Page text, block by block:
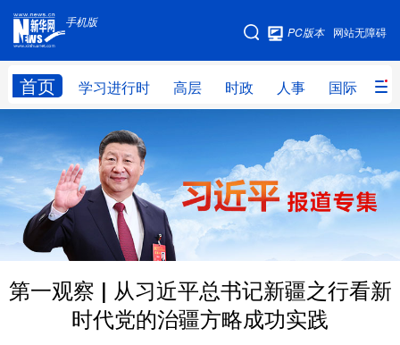
手机版
网站无障碍
PC版本
首页 学习进行时 高层 时政 人事 国际 财
手机版
网站地图
学习进行时 高层 人事
国际 财经 网评 港澳
台湾 思客智库 全球连线 教育
科技 科创 量子
文化 书画 健康 军事
视频 图片
第一观察 | 从习近平总书记新疆之行看新
时代党的治疆方略成功实践